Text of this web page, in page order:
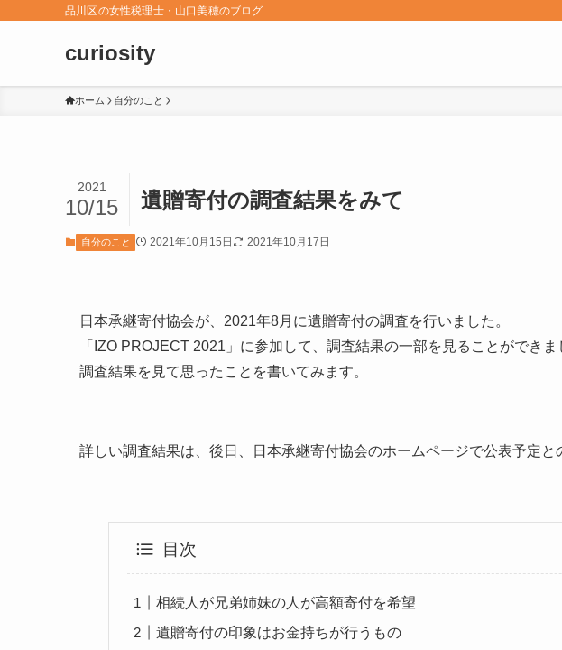
品川区の女性税理士・山口美穂のブログ
curiosity
ホーム 自分のこと
遺贈寄付の調査結果をみて
2021
10/15
自分のこと 2021年10月15日 2021年10月17日
日本承継寄付協会が、2021年8月に遺贈寄付の調査を行いました。
「IZO PROJECT 2021」に参加して、調査結果の一部を見ることができま
調査結果を見て思ったことを書いてみます。
詳しい調査結果は、後日、日本承継寄付協会のホームページで公表予定と
目次
相続人が兄弟姉妹の人が高額寄付を希望
遺贈寄付の印象はお金持ちが行うもの